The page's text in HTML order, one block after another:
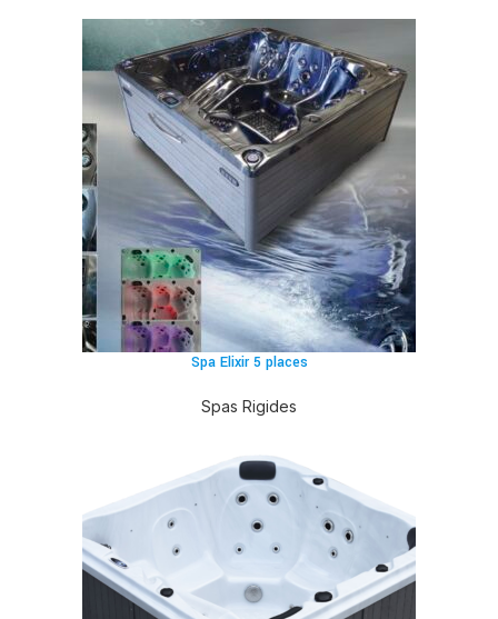
Spa Elixir 5 places
Spas Rigides